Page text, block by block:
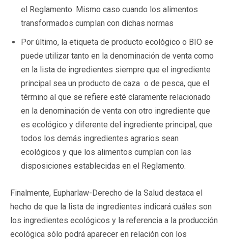
el Reglamento. Mismo caso cuando los alimentos
transformados cumplan con dichas normas
Por último, la etiqueta de producto ecológico o BIO se
puede utilizar tanto en la denominación de venta como
en la lista de ingredientes siempre que el ingrediente
principal sea un producto de caza o de pesca, que el
término al que se refiere esté claramente relacionado
en la denominación de venta con otro ingrediente que
es ecológico y diferente del ingrediente principal, que
todos los demás ingredientes agrarios sean
ecológicos y que los alimentos cumplan con las
disposiciones establecidas en el Reglamento.
Finalmente, Eupharlaw-Derecho de la Salud destaca el
hecho de que la lista de ingredientes indicará cuáles son
los ingredientes ecológicos y la referencia a la producción
ecológica sólo podrá aparecer en relación con los